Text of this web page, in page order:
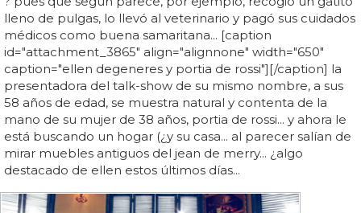
lleno de pulgas, lo llevó al veterinario y pagó sus cuidados
médicos como buena samaritana... [caption
id="attachment_3865" align="alignnone" width="650"
caption="ellen degeneres y portia de rossi"][/caption] la
presentadora del talk-show de su mismo nombre, a sus
58 años de edad, se muestra natural y contenta de la
mano de su mujer de 38 años, portia de rossi... y ahora le
está buscando un hogar (¿y su casa... al parecer salían de
mirar muebles antiguos del jean de merry... ¿algo
destacado de ellen estos últimos días...